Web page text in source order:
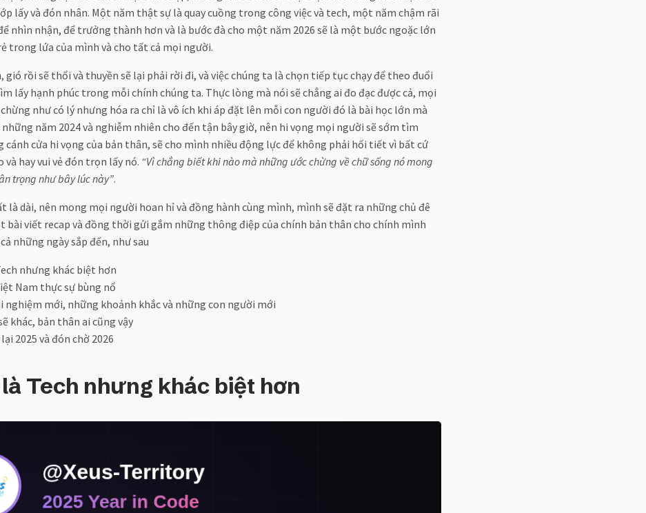
lấy và đón nhân. Một năm thật sự là quay cuồng trong công việc và tech, một năm chậm rãi
nhìn nhận, để trưởng thành hơn và là bước đà cho một năm 2026 sẽ là một bước ngoặc lớn
trong lứa của mình và cho tất cả mọi người.
gió rồi sẽ thổi và thuyền sẽ lại phải rời đi, và việc chúng ta là chọn tiếp tục chạy để theo đuổi
lấy hạnh phúc trong mỗi chính chúng ta. Thực lòng mà nói sẽ chẳng ai đo đạc được cả, mọi
như có lý nhưng hóa ra chỉ là vô ích khi áp đặt lên mỗi con người đó là bài học lớn mà
năm 2024 và nghiễm nhiên cho đến tận bây giờ, nên hi vọng mọi người sẽ sớm tìm
cánh cửa hi vọng của bản thân, sẽ cho mình nhiều động lực để không phải hối tiết vì bất cứ
và hay vui vẻ đón trọn lấy nó. “Vì chẳng biết khi nào mà những ước chừng về chữ sống nó mong
trọng như bây lúc này”.
là dài, nên mong mọi người hoan hỉ và đồng hành cùng mình, mình sẽ đặt ra những chủ đê
bài viết recap và đồng thời gửi gắm những thông điệp của chính bản thân cho chính mình
những ngày sắp đến, như sau
nhưng khác biệt hơn
Nam thực sự bùng nổ
nghiệm mới, những khoảnh khắc và những con người mới
khác, bản thân ai cũng vậy
2025 và đón chờ 2026
Tech nhưng khác biệt hơn